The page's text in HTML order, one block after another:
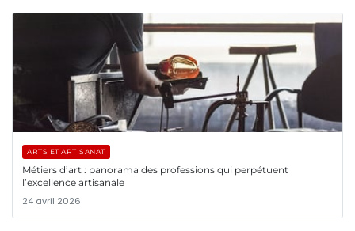
ARTS ET ARTISANAT
Métiers d’art : panorama des professions qui perpétuent
l’excellence artisanale
24 avril 2026